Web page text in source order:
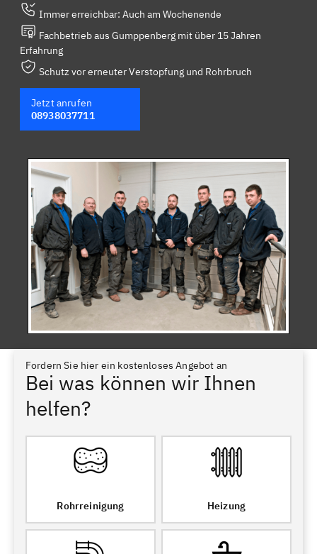
Immer erreichbar: Auch am Wochenende
Fachbetrieb aus Gumppenberg mit über 15 Jahren
Erfahrung
Schutz vor erneuter Verstopfung und Rohrbruch
Jetzt anrufen
08938037711
Fordern Sie hier ein kostenloses Angebot an
Bei was können wir Ihnen
helfen?
Rohrreinigung Heizung